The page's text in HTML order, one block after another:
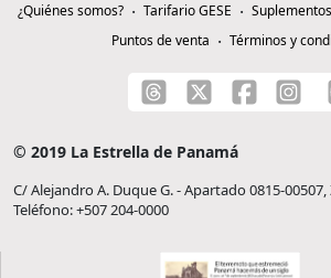
¿Quiénes somos? Tarifario GESE Suplementos
Puntos de venta
Términos y
© 2019 La Estrella de Panamá
C/ Alejandro A. Duque G. - Apartado 0815-00507,
Teléfono: +507 204-0000